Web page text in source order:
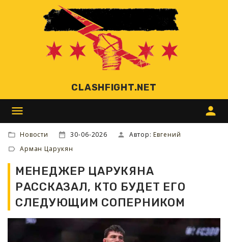
CLASHFIGHT.NET
menu person
Новости 30-06-2026 Автор:Евгений
Арман Царукян
МЕНЕДЖЕР ЦАРУКЯНА
РАССКАЗАЛ, КТО БУДЕТ ЕГО
СЛЕДУЮЩИМ СОПЕРНИКОМ